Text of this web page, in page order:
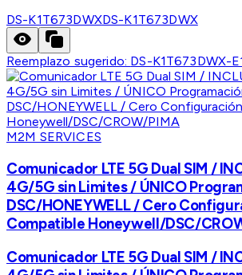
DS-K1T673DWXDS-K1T673DWX
Reemplazo sugerido: DS-K1T673DWX-
M2M SERVICES
Comunicador LTE 5G Dual SIM /
4G/5G sin Limites / ÚNICO
DSC/HONEYWELL / Cero
Compatible Honeywell/DSC/
Comunicador LTE 5G Dual SIM /